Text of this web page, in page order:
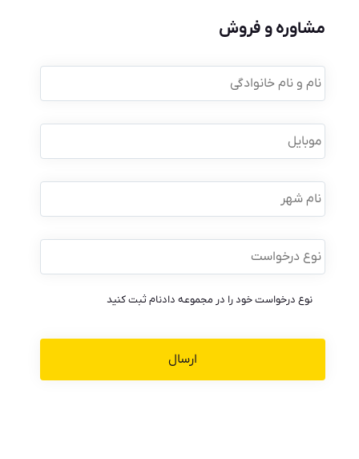
مشاوره و فروش
نام
و
نام
موبایل *
نام
شهر
نوع
درخواست *
نوع درخواست خود را در مجموعه دادنام ثبت کنید